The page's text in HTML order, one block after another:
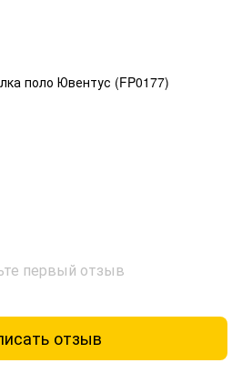
поло Ювентус (FP0177)
первый отзыв
отзыв